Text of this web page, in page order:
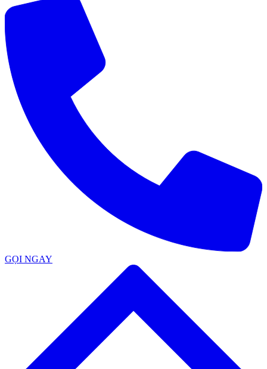
GỌI NGAY